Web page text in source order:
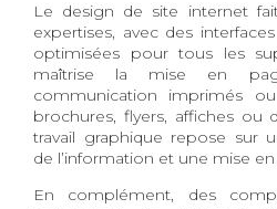
Le design de site internet
expertises, avec des
optimisées pour tous les
maîtrise la mise en
communication imprimés
brochures, flyers, affiches ou
travail graphique repose sur
de l’information et une mise
En complément, des